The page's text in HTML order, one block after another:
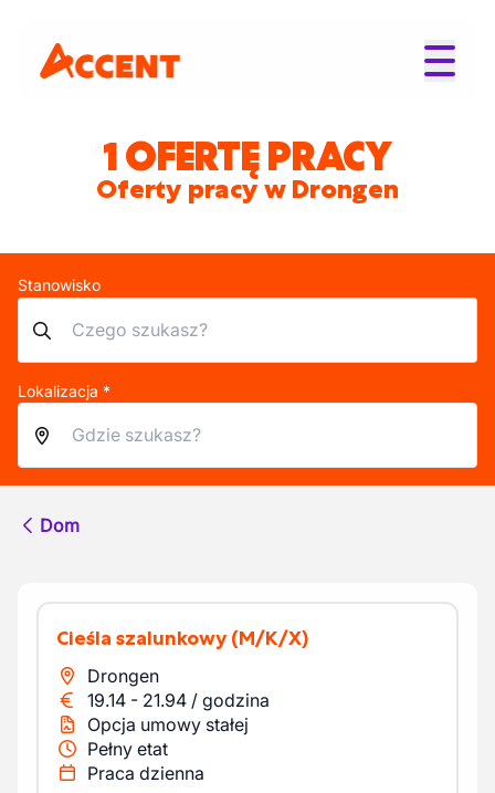
1 OFERTĘ PRACY
Oferty pracy w Drongen
Stanowisko
Lokalizacja *
Dom
Cieśla szalunkowy (M/K/X)
Drongen
19.14 - 21.94 / godzina
Opcja umowy stałej
Pełny etat
Praca dzienna